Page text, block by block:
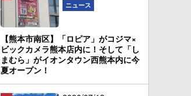
ニュース
【熊本市南区】「ロピア」がコジマ×
ビックカメラ熊本店内に！そして「し
まむら」がイオンタウン西熊本内に今
夏オープン！